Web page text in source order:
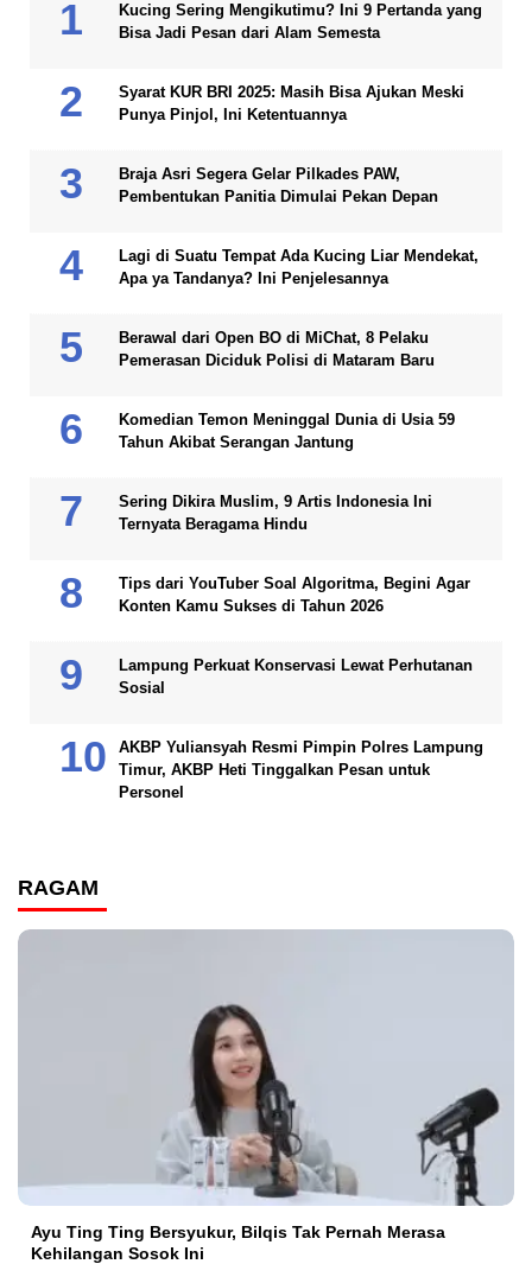
Kucing Sering Mengikutimu? Ini 9 Pertanda yang
Bisa Jadi Pesan dari Alam Semesta
Syarat KUR BRI 2025: Masih Bisa Ajukan Meski
Punya Pinjol, Ini Ketentuannya
Braja Asri Segera Gelar Pilkades PAW,
Pembentukan Panitia Dimulai Pekan Depan
Lagi di Suatu Tempat Ada Kucing Liar Mendekat,
Apa ya Tandanya? Ini Penjelesannya
Berawal dari Open BO di MiChat, 8 Pelaku
Pemerasan Diciduk Polisi di Mataram Baru
Komedian Temon Meninggal Dunia di Usia 59
Tahun Akibat Serangan Jantung
Sering Dikira Muslim, 9 Artis Indonesia Ini
Ternyata Beragama Hindu
Tips dari YouTuber Soal Algoritma, Begini Agar
Konten Kamu Sukses di Tahun 2026
Lampung Perkuat Konservasi Lewat Perhutanan
Sosial
AKBP Yuliansyah Resmi Pimpin Polres Lampung
Timur, AKBP Heti Tinggalkan Pesan untuk
Personel
RAGAM
Ayu Ting Ting Bersyukur, Bilqis Tak Pernah Merasa
Kehilangan Sosok Ini